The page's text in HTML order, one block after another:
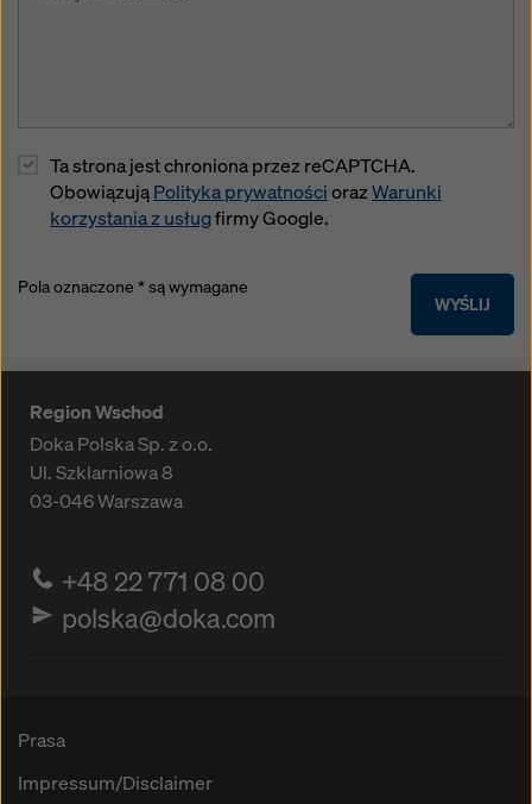
Ta strona jest chroniona przez reCAPTCHA.
ObowiązująPolityka prywatnościorazWarunki
korzystania z usługfirmy Google.
WYŚLIJ
Pola oznaczone * są wymagane
Region Wschod
Doka Polska Sp. z o.o.
Ul. Szklarniowa 8
03-046Warszawa
+48 22 771 08 00
polska@doka.com
Prasa
Impressum/Disclaimer